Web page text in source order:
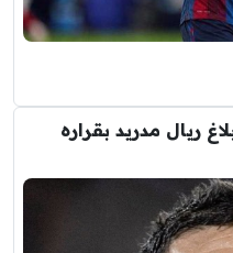
ريال مدريد بقراره